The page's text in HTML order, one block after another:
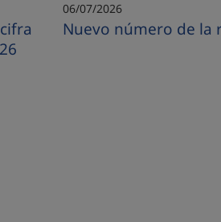
06/07/2026
Nuevo número de la